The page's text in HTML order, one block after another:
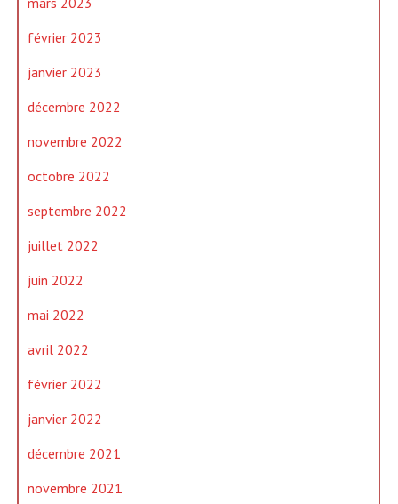
février 2023
janvier 2023
décembre 2022
novembre 2022
octobre 2022
septembre 2022
juillet 2022
juin 2022
mai 2022
avril 2022
février 2022
janvier 2022
décembre 2021
novembre 2021